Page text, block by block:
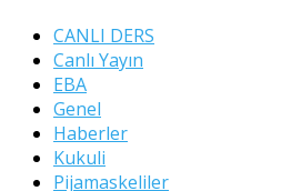
CANLI DERS
Canlı Yayın
EBA
Genel
Haberler
Kukuli
Pijamaskeliler